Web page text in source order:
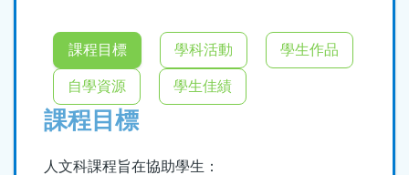
結
課程目標 學科活動 學生作品
自學資源 學生佳績
課程目標
人文科課程旨在協助學生：